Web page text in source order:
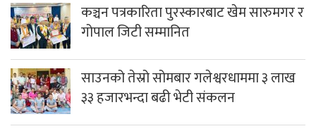
कञ्चन पत्रकारिता पुरस्कारबाट खेम सारुमगर र
गोपाल जिटी सम्मानित
साउनको तेस्रो सोमबार गलेश्वरधाममा ३ लाख
३३ हजारभन्दा बढी भेटी संकलन